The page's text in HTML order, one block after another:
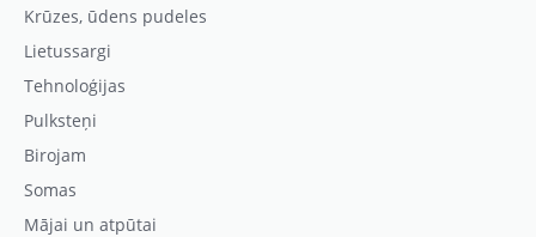
Krūzes, ūdens pudeles
Lietussargi
Tehnoloģijas
Pulksteņi
Birojam
Somas
Mājai un atpūtai